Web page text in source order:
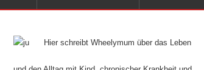
Hier schreibt Wheelymum über das Leben